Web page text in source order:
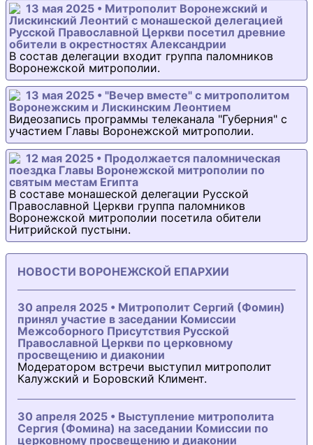
13 мая 2025 • Митрополит Воронежский и
Лискинский Леонтий с монашеской делегацией
Русской Православной Церкви посетил древние
обители в окрестностях Александрии
В состав делегации входит группа паломников
Воронежской митрополии.
13 мая 2025 • "Вечер вместе" с митрополитом
Воронежским и Лискинским Леонтием
Видеозапись программы телеканала "Губерния" с
участием Главы Воронежской митрополии.
12 мая 2025 • Продолжается паломническая
поездка Главы Воронежской митрополии по
святым местам Египта
В составе монашеской делегации Русской
Православной Церкви группа паломников
Воронежской митрополии посетила обители
Нитрийской пустыни.
НОВОСТИ ВОРОНЕЖСКОЙ ЕПАРХИИ
30 апреля 2025 • Митрополит Сергий (Фомин)
принял участие в заседании Комиссии
Межсоборного Присутствия Русской
Православной Церкви по церковному
просвещению и диаконии
Модератором встречи выступил митрополит
Калужский и Боровский Климент.
30 апреля 2025 • Выступление митрополита
Сергия (Фомина) на заседании Комиссии по
церковному просвещению и диаконии